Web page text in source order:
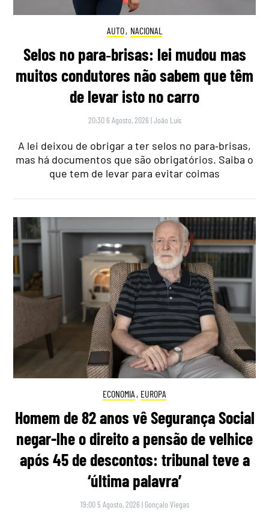
AUTO, NACIONAL
Selos no para‑brisas: lei mudou mas
muitos condutores não sabem que têm
de levar isto no carro
20:30 6 Agosto, 2026 |João Luís
A lei deixou de obrigar a ter selos no para‑brisas,
mas há documentos que são obrigatórios. Saiba o
que tem de levar para evitar coimas
ECONOMIA , EUROPA
Homem de 82 anos vê Segurança Social
negar-lhe o direito a pensão de velhice
após 45 de descontos: tribunal teve a
‘última palavra’
19:00 5 Agosto, 2026 | Gonçalo Viegas